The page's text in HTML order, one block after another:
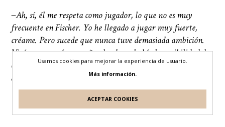
−Ah, sí, él me respeta como jugador, lo que no es muy
frecuente en Fischer. Yo he llegado a jugar muy fuerte,
créame. Pero sucede que nunca tuve demasiada ambición.
Vivía en un país pequeño, donde no había la posibilidad de
contar con entrenadores o la metodología de la Unión
Soviética. Siempre estuve solo.
Usamos cookies para mejorar la experiencia de usuario.
Más información.
ACEPTAR COOKIES